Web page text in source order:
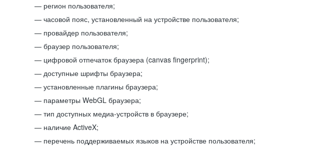
регион пользователя;
часовой пояс, установленный на устройстве пользователя;
провайдер пользователя;
браузер пользователя;
цифровой отпечаток браузера (canvas fingerprint);
доступные шрифты браузера;
установленные плагины браузера;
параметры WebGL браузера;
тип доступных медиа-устройств в браузере;
наличие ActiveX;
перечень поддерживаемых языков на устройстве пользователя;